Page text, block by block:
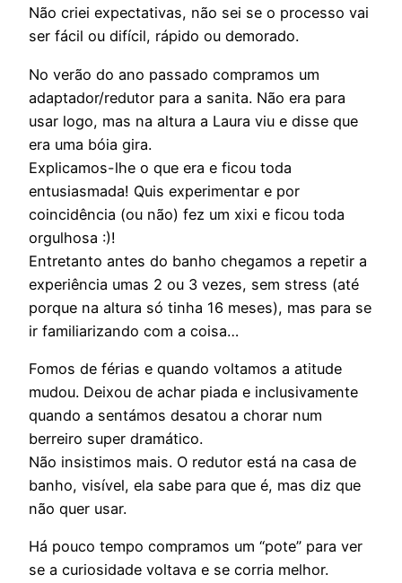
Não criei expectativas, não sei se o processo vai
ser fácil ou difícil, rápido ou demorado.
No verão do ano passado compramos um
adaptador/redutor para a sanita. Não era para
usar logo, mas na altura a Laura viu e disse que
era uma bóia gira.
Explicamos-lhe o que era e ficou toda
entusiasmada! Quis experimentar e por
coincidência (ou não) fez um xixi e ficou toda
orgulhosa :)!
Entretanto antes do banho chegamos a repetir a
experiência umas 2 ou 3 vezes, sem stress (até
porque na altura só tinha 16 meses), mas para se
ir familiarizando com a coisa…
Fomos de férias e quando voltamos a atitude
mudou. Deixou de achar piada e inclusivamente
quando a sentámos desatou a chorar num
berreiro super dramático.
Não insistimos mais. O redutor está na casa de
banho, visível, ela sabe para que é, mas diz que
não quer usar.
Há pouco tempo compramos um “pote” para ver
se a curiosidade voltava e se corria melhor.